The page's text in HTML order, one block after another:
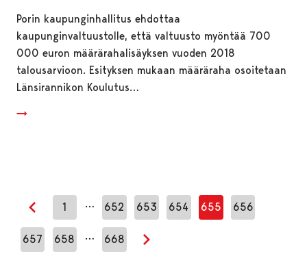
Porin kaupunginhallitus ehdottaa
kaupunginvaltuustolle, että valtuusto myöntää 700
000 euron määrärahalisäyksen vuoden 2018
talousarvioon. Esityksen mukaan määräraha osoitetaan
Länsirannikon Koulutus…
Edellinen sivu
1 … 652 653 654 655 656
657 658 … 668
Seuraava sivu